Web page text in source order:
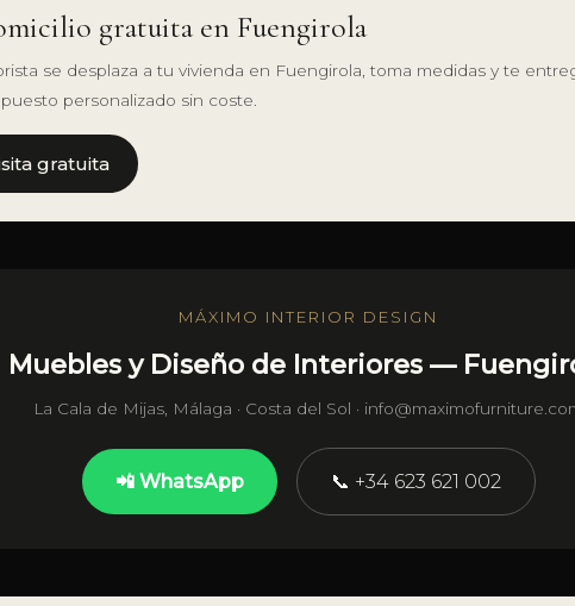
gratuita en Fuengirola
se desplaza a tu vivienda en Fuengirola, toma medidas y te
personalizado sin coste.
gratuita
MÁXIMO INTERIOR DESIGN
Muebles y Diseño de Interiores —
La Cala de Mijas, Málaga · Costa del Sol ·
📲 WhatsApp 📞 +34 623 621 002